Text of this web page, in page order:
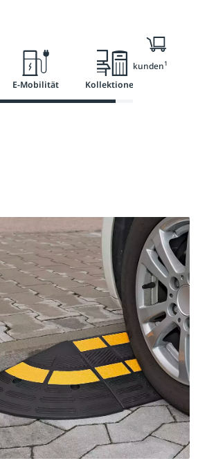
E-Mobilität Kollektionen
Nur für Geschäftskunden1